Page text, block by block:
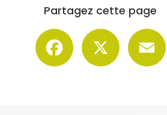
Partagez cette page
Facebook